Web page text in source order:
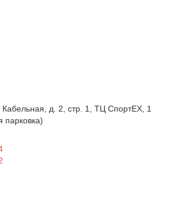
Кабельная, д. 2, стр. 1, ТЦ СпортEX, 1
парковка)